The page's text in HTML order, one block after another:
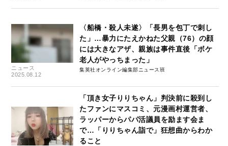
ニュース
2025.08.12
〈船橋・殺人未遂〉「長男を包丁で刺し
た」…暴力にたえかねた父親（76）の顔
には大きなアザ、親族は事件直後「ボケ
老人がやっちまった」
集英社オンライン編集部ニュース班
「頂き女子りりちゃん」判決前に殺到し
たファンにマスコミ、元漫画村運営者、
ラッパーからパパ活議員を励ます会ま
で…「りりちゃん詣で」狂想曲からわか
ること